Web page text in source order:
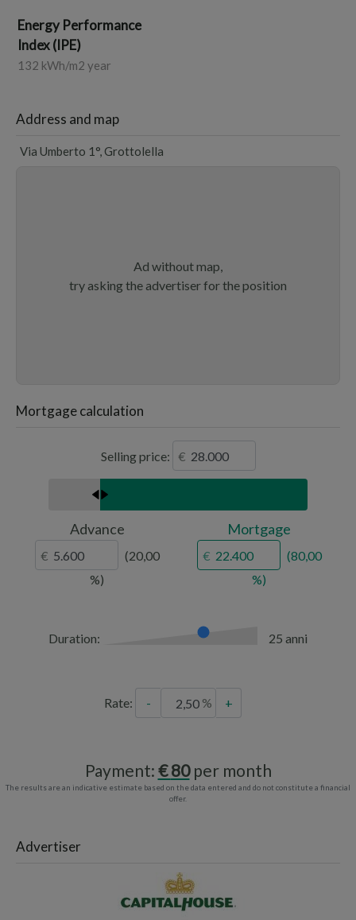
Energy Performance
Index (IPE)
132 kWh/m2 year
Address and map
Via Umberto 1°, Grottolella
Ad without map,
try asking the advertiser for the position
Mortgage calculation
Selling price:
Advance
20,00
Mortgage
80,00
Duration: 25 anni
Rate: - +
Payment: 80per month
The results are an indicative estimate based on the data entered and do not constitute a financial
offer.
Advertiser